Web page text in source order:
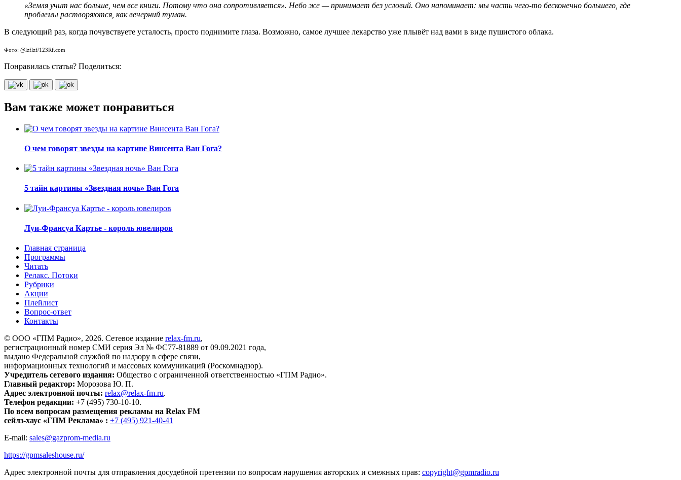
«Земля учит нас больше, чем все книги. Потому что она сопротивляется». Небо же — принимает без условий. Оно напоминает: мы часть чего-то бесконечно большего, где
проблемы растворяются, как вечерний туман.
В следующий раз, когда почувствуете усталость, просто поднимите глаза. Возможно, самое лучшее лекарство уже плывёт над вами в виде пушистого облака.
Фото: @lzflzf/123Rf.com
Понравилась статья? Поделиться:
Вам также может понравиться
О чем говорят звезды на картине Винсента Ван Гога?
5 тайн картины «Звездная ночь» Ван Гога
Луи-Франсуа Картье - король ювелиров
Главная страница
Программы
Читать
Релакс. Потоки
Рубрики
Акции
Плейлист
Вопрос-ответ
Контакты
© ООО «ГПМ Радио», 2026. Сетевое издание relax-fm.ru,
регистрационный номер СМИ серия Эл № ФС77-81889 от 09.09.2021 года,
выдано Федеральной службой по надзору в сфере связи,
информационных технологий и массовых коммуникаций (Роскомнадзор).
Учредитель сетевого издания: Общество с ограниченной ответственностью «ГПМ Радио».
Главный редактор: Морозова Ю. П.
Адрес электронной почты: relax@relax-fm.ru.
Телефон редакции: +7 (495) 730-10-10.
По всем вопросам размещения рекламы на Relax FM
сейлз-хаус «ГПМ Реклама» : +7 (495) 921-40-41
E-mail: sales@gazprom-media.ru
https://gpmsaleshouse.ru/
Адрес электронной почты для отправления досудебной претензии по вопросам нарушения авторских и смежных прав: copyright@gpmradio.ru